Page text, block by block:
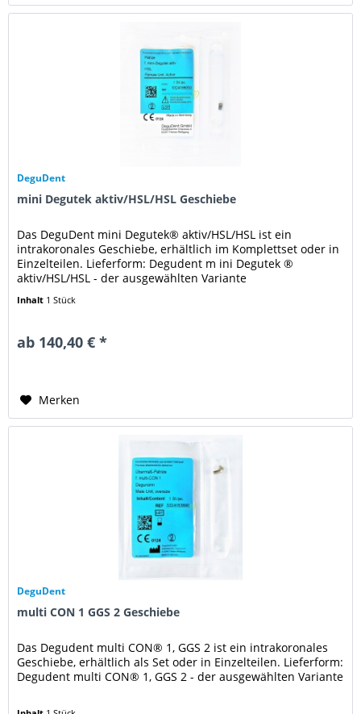
DeguDent
mini Degutek aktiv/HSL/HSL Geschiebe
Das DeguDent mini Degutek® aktiv/HSL/HSL ist ein
intrakoronales Geschiebe, erhältlich im Komplettset oder in
Einzelteilen. Lieferform: Degudent m ini Degutek ®
aktiv/HSL/HSL - der ausgewählten Variante
Inhalt 1 Stück
ab 140,40 € *
Merken
DeguDent
multi CON 1 GGS 2 Geschiebe
Das Degudent multi CON® 1, GGS 2 ist ein intrakoronales
Geschiebe, erhältlich als Set oder in Einzelteilen. Lieferform:
Degudent multi CON® 1, GGS 2 - der ausgewählten Variante